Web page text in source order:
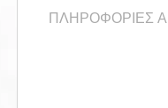
Επίχρυσο ασήμι
ΠΛΗΡΟΦΟΡΙΕΣ